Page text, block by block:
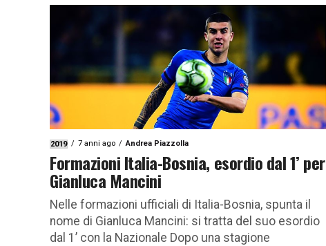
2019 7 anni ago Andrea Piazzolla
Formazioni Italia-Bosnia, esordio dal 1’ per
Gianluca Mancini
Nelle formazioni ufficiali di Italia-Bosnia, spunta il
nome di Gianluca Mancini: si tratta del suo esordio
dal 1’ con la Nazionale Dopo una stagione